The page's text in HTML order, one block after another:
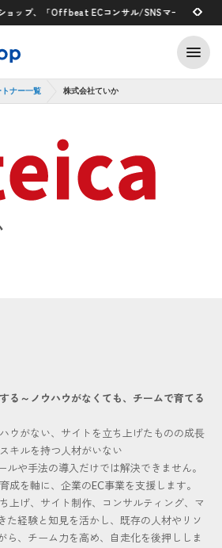
タグ連携を開始
プ、「Offbeat ECコンサル/SNSマーケティング支
2026.07.29
トナー一覧 株式会社ていか
る～ノウハウがなくても、チームで育てる
ウがない、サイトを立ち上げたものの成⾧
キルを持つ人材がいない
や手法の導入だけでは解決できません。
成を軸に、企業のEC事業を支援します。
上げ、サイト制作、コンサルティング、マ
た経験と知見を活かし、既存の人材やリソ
ら、チーム力を高め、自走化を後押ししま